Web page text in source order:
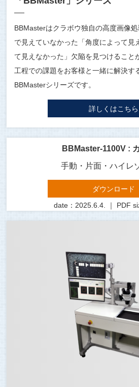
BBMasterはクラボウ独自の高度画像
で見えていなかった「角度によって
て見えなかった」欠陥を見つけること
工程での課題をお客様と一緒に解決す
BBMasterシリーズです。
詳しくはこちら
BBMaster-1100V :
手動・片面・ハイレ
ダウンロード
date：2025.6.4. ｜ PDF